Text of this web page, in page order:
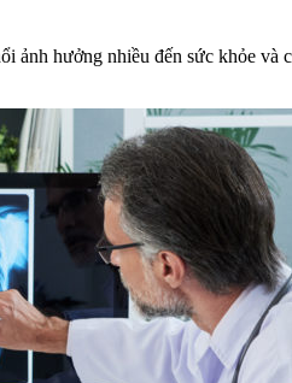
ảnh hưởng nhiều đến sức khỏe